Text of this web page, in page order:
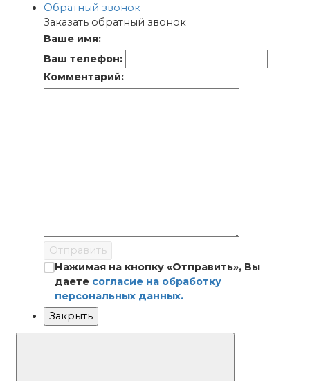
Обратный звонок
Заказать обратный звонок
Ваше имя:
Ваш телефон:
Комментарий:
Отправить
Нажимая на кнопку «Отправить», Вы
даете согласие на обработку
персональных данных.
Закрыть